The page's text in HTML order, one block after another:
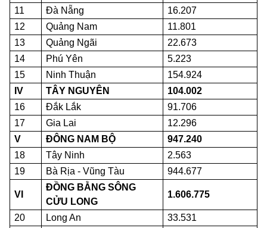
11
Đà Nẵng
16.207
12
Quảng Nam
11.801
13
Quảng Ngãi
22.673
14
Phú Yên
5.223
15
Ninh Thuận
154.924
IV
TÂY NGUYÊN
104.002
16
Đắk Lắk
91.706
17
Gia Lai
12.296
V
ĐÔNG NAM BỘ
947.240
18
Tây Ninh
2.563
19
Bà Rịa - Vũng Tàu 944.677
VI
ĐỒNG BẰNG SÔNG
CỬU LONG
1.606.775
20 Long An 33.531